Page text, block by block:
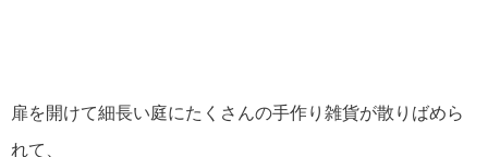
扉を開けて細長い庭にたくさんの手作り雑貨が散りばめら
れて、